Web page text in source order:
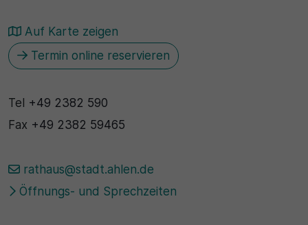
Auf Karte zeigen
Termin online reservieren
Tel +49 2382 590
Fax +49 2382 59465
rathaus@stadt.ahlen.de
Öffnungs- und Sprechzeiten